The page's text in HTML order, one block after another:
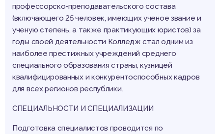
профессорско-преподавательского состава
(включающего 25 человек, имеющих ученое звание и
ученую степень, а также практикующих юристов) за
годы своей деятельности Колледж стал одним из
наиболее престижных учреждений среднего
специального образования страны, кузницей
квалифицированных и конкурентоспособных кадров
для всех регионов республики.
СПЕЦИАЛЬНОСТИ И СПЕЦИАЛИЗАЦИИ
Подготовка специалистов проводится по